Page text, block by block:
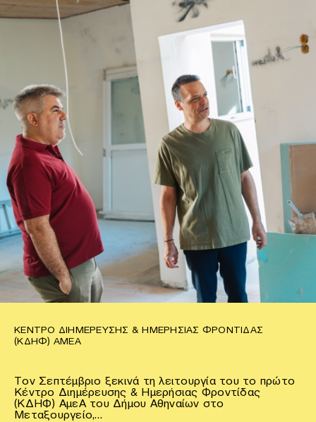
ΚΈΝΤΡΟ ΔΙΗΜΈΡΕΥΣΗΣ & ΗΜΕΡΉΣΙΑΣ ΦΡΟΝΤΊΔΑΣ
(ΚΔΗΦ) ΑΜΕΑ
Τον Σεπτέμβριο ξεκινά τη λειτουργία του το πρώτο
Κέντρο Διημέρευσης & Ημερήσιας Φροντίδας
(ΚΔΗΦ) ΑμεΑ του Δήμου Αθηναίων στο
Μεταξουργείο,…